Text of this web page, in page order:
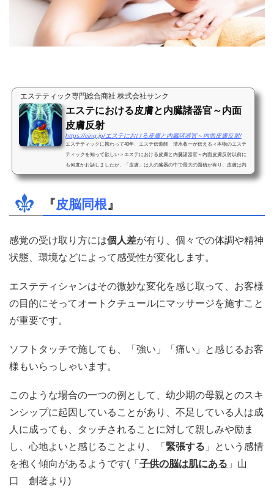
エステティック専門総合商社 株式会社サンク
エステにおける皮膚と内臓諸器官～内面
皮膚反射
https://cinq.jp/エステにおける皮膚と内臓諸器官～内面皮膚反射/
エステティックに携わって40年、エステ伝道師 清水收一が伝える＜本物のエステ
ティックを知って欲しい＞エステにおける皮膚と内臓諸器官～内面皮膚反射以前に
も何度かお話しましたが、「皮膚」は人の臓器の中で最大の面積が有り、皮膚は内
臓諸器官のコンディション...
『皮脳同根』
感覚の受け取り方には個人差が有り、個々での体調や精神
状態、環境などによって感受性が変化します。
エステティシャンはその微妙な変化を感じ取って、お客様
の目的にそってオートクチュールにマッサージを施すこと
が重要です。
ソフトタッチで施しても、「強い」「痛い」と感じるお客
様もいらっしゃいます。
このような場合の一つの例として、幼少期の母親とのスキ
ンシップに起因していることがあり、不足している人は成
人に成っても、タッチされることに対して親しみや励ま
し、心地よいと感じることより、「 緊張する 」という感情
を抱く傾向があるようです(「 子供の脳は肌にある 」山
口 創著より)